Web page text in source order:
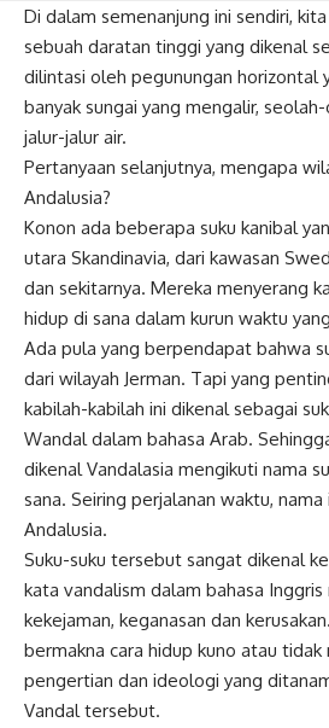
Di dalam semenanjung ini sendiri,
sebuah daratan tinggi yang dikenal
dilintasi oleh pegunungan horizontal
banyak sungai yang mengalir,
jalur-jalur air.
Pertanyaan selanjutnya, mengapa
Andalusia?
Konon ada beberapa suku kanibal
utara Skandinavia, dari kawasan
dan sekitarnya. Mereka menyerang
hidup di sana dalam kurun waktu
Ada pula yang berpendapat bahwa
dari wilayah Jerman. Tapi yang
kabilah-kabilah ini dikenal sebagai
Wandal dalam bahasa Arab.
dikenal Vandalasia mengikuti nama
sana. Seiring perjalanan waktu,
Andalusia.
Suku-suku tersebut sangat dikenal
kata vandalism dalam bahasa Inggris
kekejaman, keganasan dan
bermakna cara hidup kuno atau tidak
pengertian dan ideologi yang
Vandal tersebut.